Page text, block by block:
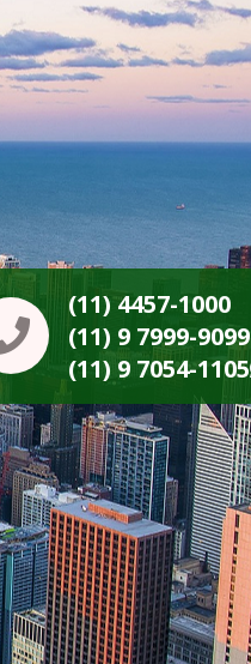
(11) 4457-1000
(11) 9 7999-9099
(11) 9 7054-1105